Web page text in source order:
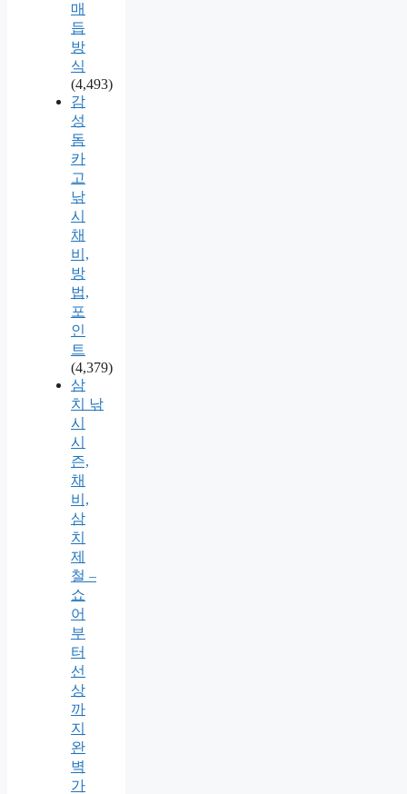
매
듭
방
식
(4,493)
감
성
돔
카
고
낚
시
채
비,
방
법,
포
인
트
(4,379)
삼
치 낚
시
시
즌,
채
비,
삼
치
제
철 –
쇼
어
부
터
선
상
까
지
완
벽
가